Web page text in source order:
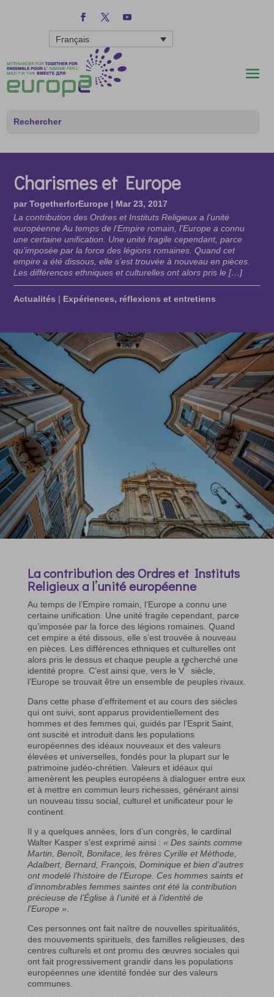
Français
Charismes et Europe
parTogetherforEurope | Mar 23, 2017
La contribution des Ordres et Instituts Religieux a l’unité
européenne Au temps de l’Empire romain, l’Europe a connu
une certaine unification. Une unité fragile cependant, parce
qu’imposée par la force des légions romaines. Quand cet
empire a été dissous, elle s’est trouvée à nouveau en pièces.
Les différences ethniques et culturelles ont alors pris le […]
Actualités | Expériences, réflexions et entretiens
La contribution des Ordres et Instituts
Religieux a l’unité européenne
Au temps de l’Empire romain, l’Europe a connu une
certaine unification. Une unité fragile cependant, parce
qu’imposée par la force des légions romaines. Quand
cet empire a été dissous, elle s’est trouvée à nouveau
en pièces. Les différences ethniques et culturelles ont
alors pris le dessus et chaque peuple a recherché une
identité propre. C’est ainsi que, vers le V
e
siècle,
l’Europe se trouvait être un ensemble de peuples rivaux.
Dans cette phase d’effritement et au cours des siècles
qui ont suivi, sont apparus providentiellement des
hommes et des femmes qui, guidés par l’Esprit Saint,
ont suscité et introduit dans les populations
européennes des idéaux nouveaux et des valeurs
élevées et universelles, fondés pour la plupart sur le
patrimoine judéo-chrétien. Valeurs et idéaux qui
amenèrent les peuples européens à dialoguer entre eux
et à mettre en commun leurs richesses, générant ainsi
un nouveau tissu social, culturel et unificateur pour le
continent.
Il y a quelques années, lors d’un congrès, le cardinal
Walter Kasper s’est exprimé ainsi : « Des saints comme
Martin, Benoît, Boniface, les frères Cyrille et Méthode,
Adalbert, Bernard, François, Dominique et bien d’autres
ont modelé l’histoire de l’Europe. Ces hommes saints et
d’innombrables femmes saintes ont été la contribution
précieuse de l’Église à l’unité et à l’identité de
l’Europe »
Ces personnes ont fait naître de nouvelles spiritualités,
des mouvements spirituels, des familles religieuses, des
centres culturels et ont promu des œuvres sociales qui
ont fait progressivement grandir dans les populations
européennes une identité fondée sur des valeurs
communes.